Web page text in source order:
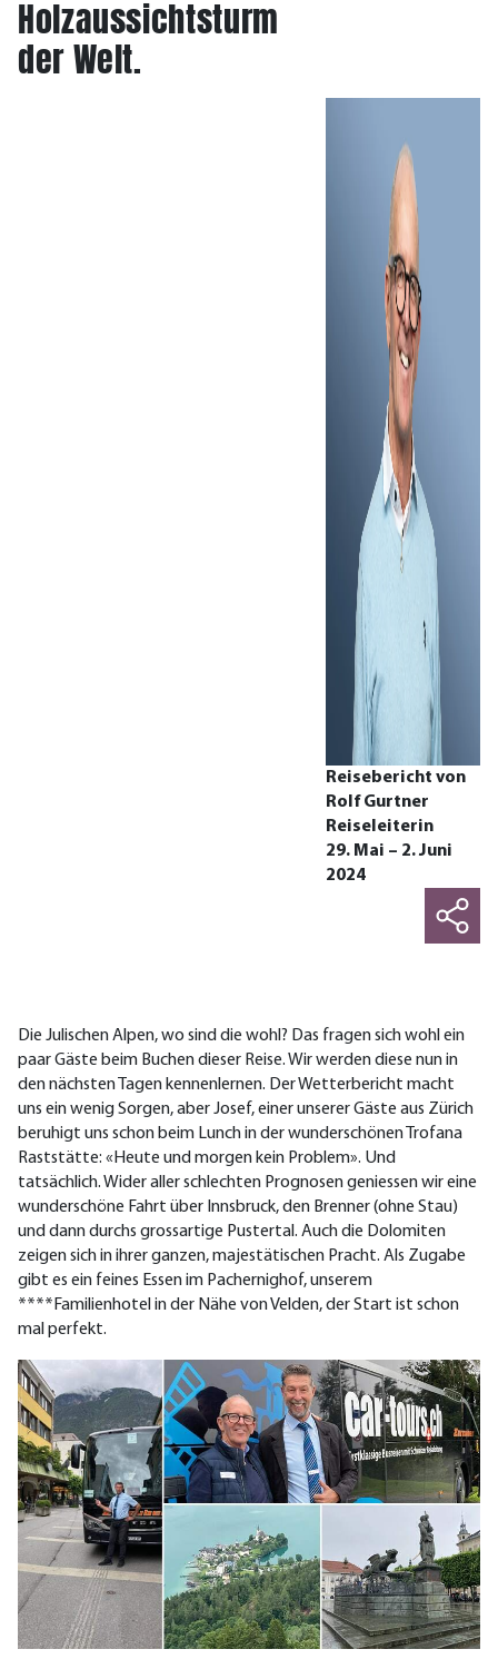
Holzaussichtsturm
der Welt.
Reisebericht von
Rolf Gurtner
Reiseleiterin
29. Mai – 2. Juni
2024
Die Julischen Alpen, wo sind die wohl? Das fragen sich wohl ein
paar Gäste beim Buchen dieser Reise. Wir werden diese nun in
den nächsten Tagen kennenlernen. Der Wetterbericht macht
uns ein wenig Sorgen, aber Josef, einer unserer Gäste aus Zürich
beruhigt uns schon beim Lunch in der wunderschönen Trofana
Raststätte: «Heute und morgen kein Problem». Und
tatsächlich. Wider aller schlechten Prognosen geniessen wir eine
wunderschöne Fahrt über Innsbruck, den Brenner (ohne Stau)
und dann durchs grossartige Pustertal. Auch die Dolomiten
zeigen sich in ihrer ganzen, majestätischen Pracht. Als Zugabe
gibt es ein feines Essen im Pachernighof, unserem
****Familienhotel in der Nähe von Velden, der Start ist schon
mal perfekt.